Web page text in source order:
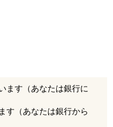
ます（あなたは銀行に
す（あなたは銀行から